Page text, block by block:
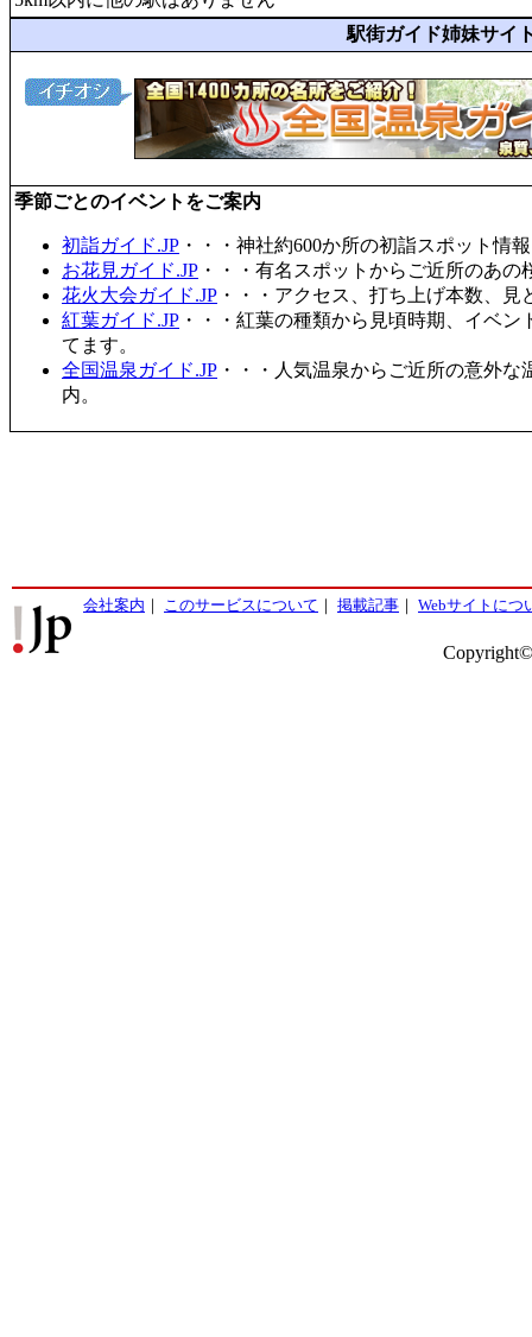
駅街ガイド姉妹サイ
季節ごとのイベントをご案内
初詣ガイド.JP ・・・神社約600か所の初詣スポット情
お花見ガイド.JP ・・・有名スポットからご近所のあ
花火大会ガイド.JP ・・・アクセス、打ち上げ本数、
紅葉ガイド.JP ・・・紅葉の種類から見頃時期、イベ
てます。
全国温泉ガイド.JP ・・・人気温泉からご近所の意外
内。
会社案内 ｜ このサービスについて ｜ 掲載記事 ｜ Webサイトにつ